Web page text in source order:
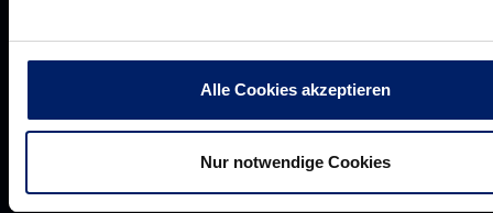
Alle Cookies akzeptieren
Nur notwendige Cookies
Unsere Partner
Werbemöglichkeiten